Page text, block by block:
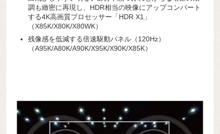
調も緻密に再現し、HDR相当の映像にアップコンバート
する4K高画質プロセッサー「HDR X1」
（X85K/X80K/X80WK）
残像感を低減する倍速駆動パネル（120Hz）
（A95K/A80K/A90K/X95K/X90K/X85K）